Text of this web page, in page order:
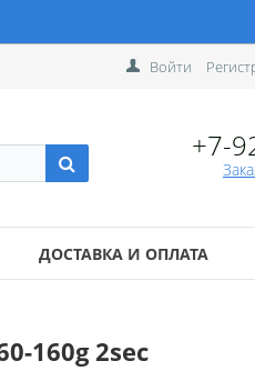
Войти
+7-
ДОСТАВКА И ОПЛАТА
160g 2sec